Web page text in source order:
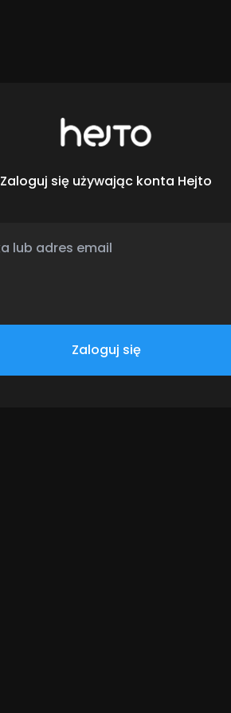
Zaloguj się używając konta Hejto
Zaloguj się